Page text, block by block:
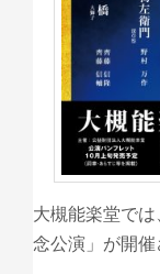
大槻能楽堂で
念公演」が開催